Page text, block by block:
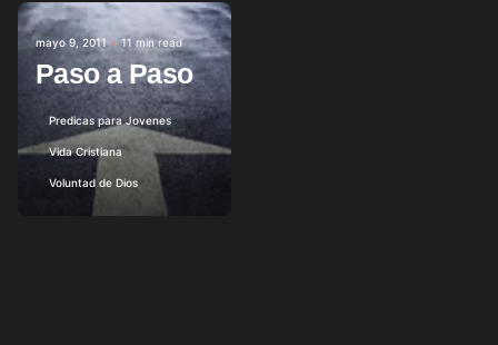
Posted by
mayo 9, 2011 11 min read
Paso a Paso
Predicas para Jovenes
Vida Cristiana
Voluntad de Dios